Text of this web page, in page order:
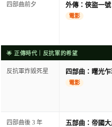
四部曲前夕 外傳：俠盜一號
電影
🌟 正傳時代｜反抗軍的希望
反抗軍炸毀死星 四部曲：曙光
電影
四部曲後 3 年
五部曲：帝國